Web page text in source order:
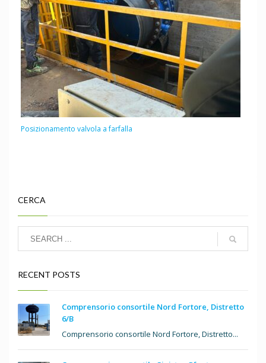
Posizionamento valvola a farfalla
CERCA
RECENT POSTS
Comprensorio consortile Nord Fortore, Distretto
6/B
Comprensorio consortile Nord Fortore, Distretto...